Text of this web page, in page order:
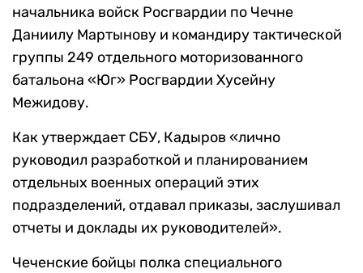
начальника войск Росгвардии по Чечне
Даниилу Мартынову и командиру тактической
группы 249 отдельного моторизованного
батальона «Юг» Росгвардии Хусейну
Межидову.
Как утверждает СБУ, Кадыров «лично
руководил разработкой и планированием
отдельных военных операций этих
подразделений, отдавал приказы, заслушивал
отчеты и доклады их руководителей».
Чеченские бойцы полка специального